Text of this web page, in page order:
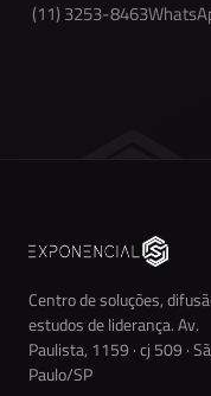
(11) 3253-8463
Centro de soluções,
estudos de liderança. Av.
Paulista, 1159 · cj 509 ·
Paulo/SP